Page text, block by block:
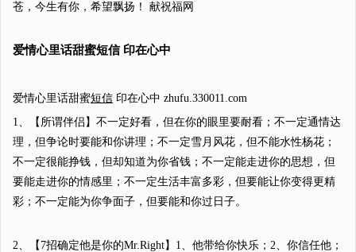
苍，今生有你，希望飘扬！ 献祝福网
爱情心里话甜蜜短信 印在心中
爱情心里话甜蜜短信 印在心中 zhufu.330011.com
1、【所谓伴侣】不一定好看，但在你的眼里要耐看；不一定通情达
理，但争论时要能和你讲理；不一定雪月风花，但不能水性杨花；
不一定很能挣钱，但却知道为你省钱；不一定能走进你的思想，但
要能走进你的情感里；不一定生活丰富多彩，但要能让你变得更精
彩；不一定能为你争面子，但要能和你过日子。
2、【7招确定他是你的Mr.Right】1、他带给你快乐；2、你信任他；